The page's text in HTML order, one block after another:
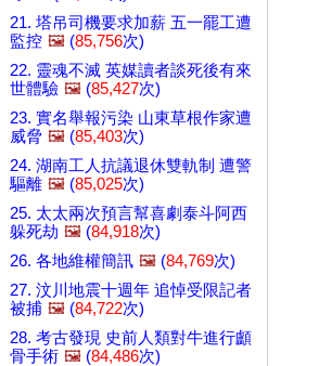
21. 塔吊司機要求加薪 五一罷工遭
監控 🖼️ (85,756次)
22. 靈魂不滅 英媒讀者談死後有來
世體驗 🖼️ (85,427次)
23. 實名舉報污染 山東草根作家遭
威脅 🖼️ (85,403次)
24. 湖南工人抗議退休雙軌制 遭警
驅離 🖼️ (85,025次)
25. 太太兩次預言幫喜劇泰斗阿西
躲死劫 🖼️ (84,918次)
26. 各地維權簡訊 🖼️ (84,769次)
27. 汶川地震十週年 追悼受限記者
被捕 🖼️ (84,722次)
28. 考古發現 史前人類對牛進行顱
骨手術 🖼️ (84,486次)